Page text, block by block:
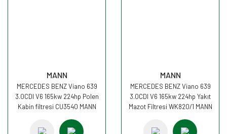
MANN
MERCEDES BENZ Viano 639
3.0CDI V6 165kw 224hp Polen
Kabin filtresi CU3540 MANN
MANN
MERCEDES BENZ Viano 639
3.0CDI V6 165kw 224hp Yakıt
Mazot Filtresi WK820/1 MANN